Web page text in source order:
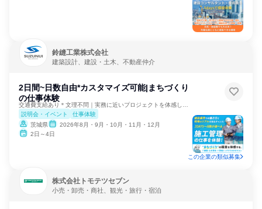
鈴縫工業株式会社
建築設計、建設・土木、不動産仲介
2日間~日数自由*カスタマイズ可能|まちづくり
の仕事体験
説明会・イベント
仕事体験
茨城県
2026年8月・9月・10月・11月・12月
2日～4日
この企業の類似募集
株式会社トモテツセブン
小売・卸売・商社、観光・旅行・宿泊